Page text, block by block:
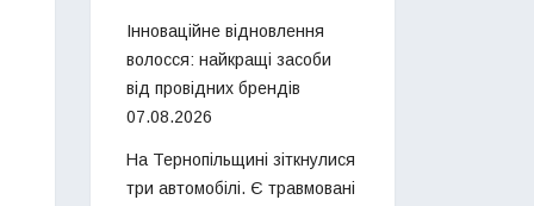
Інноваційне відновлення
волосся: найкращі засоби
від провідних брендів
07.08.2026
На Тернопільщині зіткнулися
три автомобілі. Є травмовані